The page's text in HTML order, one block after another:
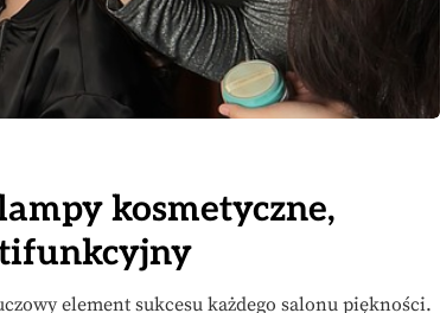
kosmetyczne,
element sukcesu każdego salonu piękności.